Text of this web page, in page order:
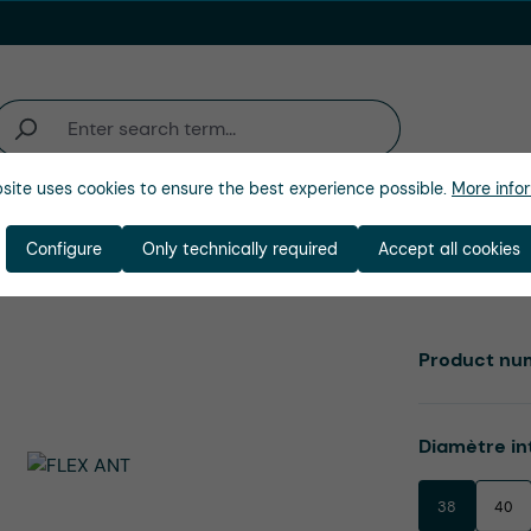
Entreprise
Select
Diamètre
38 40
Product
uses cookies to ensure the best experience possible. More
Only technically required
Configure Accept all cookies